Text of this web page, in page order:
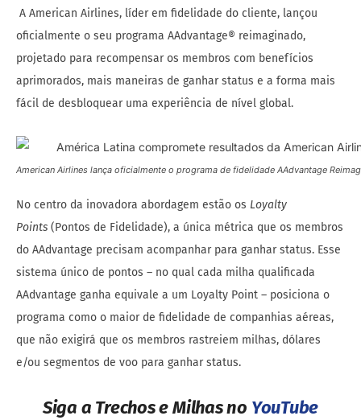
A American Airlines, líder em fidelidade do cliente, lançou
oficialmente o seu programa AAdvantage® reimaginado,
projetado para recompensar os membros com benefícios
aprimorados, mais maneiras de ganhar status e a forma mais
fácil de desbloquear uma experiência de nível global.
American Airlines lança oficialmente o programa de fidelidade AAdvantage
No centro da inovadora abordagem estão os Loyalty
Points (Pontos de Fidelidade), a única métrica que os membros
do AAdvantage precisam acompanhar para ganhar status. Esse
sistema único de pontos – no qual cada milha qualificada
AAdvantage ganha equivale a um Loyalty Point – posiciona o
programa como o maior de fidelidade de companhias aéreas,
que não exigirá que os membros rastreiem milhas, dólares
e/ou segmentos de voo para ganhar status.
Siga a Trechos e Milhas no YouTube